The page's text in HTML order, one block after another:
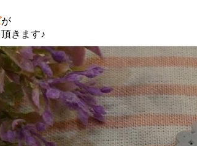
が
きます♪